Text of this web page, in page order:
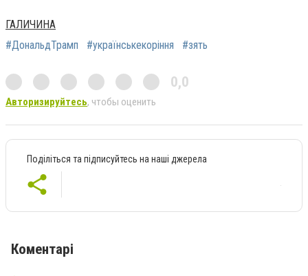
ГАЛИЧИНА
#ДональдТрамп
#українськекоріння #зять
0,0
Авторизируйтесь, чтобы оценить
Поділіться та підписуйтесь на наші джерела
Коментарі